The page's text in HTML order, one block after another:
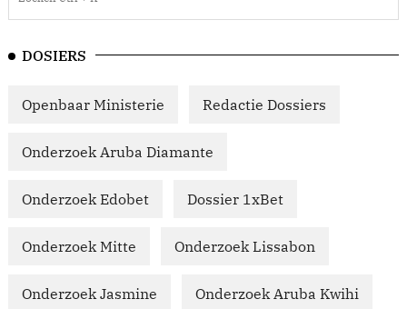
DOSIERS
Openbaar Ministerie Redactie Dossiers
Onderzoek Aruba Diamante
Onderzoek Edobet Dossier 1xBet
Onderzoek Mitte Onderzoek Lissabon
Onderzoek Jasmine Onderzoek Aruba Kwihi